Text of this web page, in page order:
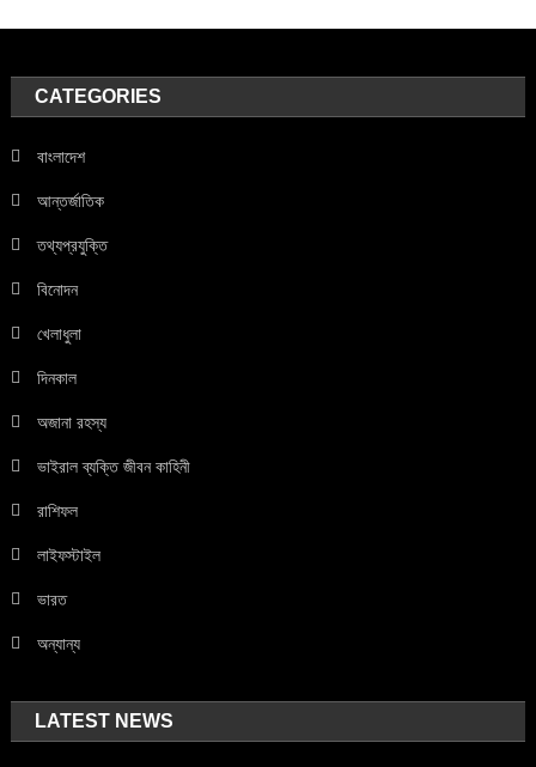
CATEGORIES
বাংলাদেশ
আন্তর্জাতিক
তথ্যপ্রযুক্তি
বিনোদন
খেলাধুলা
দিনকাল
অজানা রহস্য
ভাইরাল ব্যক্তি জীবন কাহিনী
রাশিফল
লাইফস্টাইল
ভারত
অন্যান্য
LATEST NEWS